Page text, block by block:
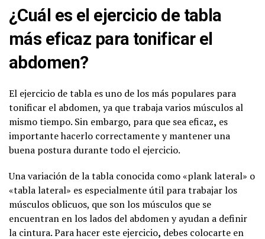
¿Cuál es el ejercicio de tabla
más eficaz para tonificar el
abdomen?
El ejercicio de tabla es uno de los más populares para
tonificar el abdomen, ya que trabaja varios músculos al
mismo tiempo. Sin embargo, para que sea eficaz, es
importante hacerlo correctamente y mantener una
buena postura durante todo el ejercicio.
Una variación de la tabla conocida como «plank lateral» o
«tabla lateral» es especialmente útil para trabajar los
músculos oblicuos, que son los músculos que se
encuentran en los lados del abdomen y ayudan a definir
la cintura. Para hacer este ejercicio, debes colocarte en